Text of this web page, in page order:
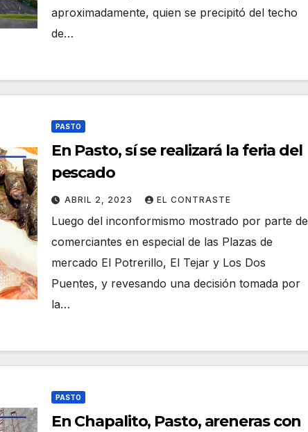
aproximadamente, quien se precipitó del techo
de…
PASTO
En Pasto, sí se realizará la feria del
pescado
ABRIL 2, 2023 EL CONTRASTE
Luego del inconformismo mostrado por parte de
comerciantes en especial de las Plazas de
mercado El Potrerillo, El Tejar y Los Dos
Puentes, y revesando una decisión tomada por
la…
PASTO
En Chapalito, Pasto, areneras con